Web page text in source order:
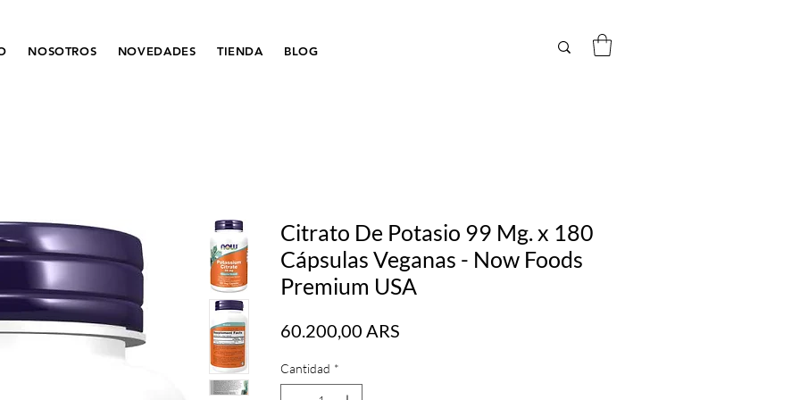
NOSOTROS NOVEDADES TIENDA BLOG
Citrato De Potasio 99 Mg. x 180
Cápsulas Veganas - Now Foods
Premium USA
60.200,00 ARS
Cantidad *